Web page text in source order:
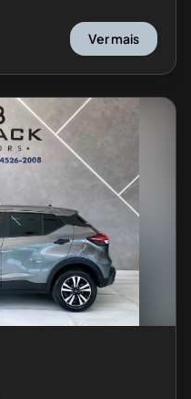
Ver mais